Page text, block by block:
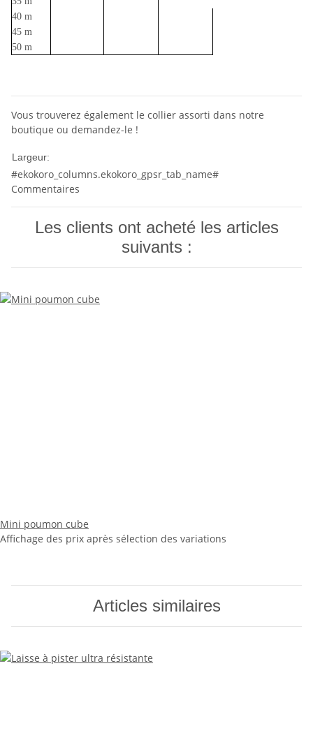
40 m
45 m
50 m
Vous trouverez également le collier assorti dans notre
boutique ou demandez-le !
Largeur:
#ekokoro_columns.ekokoro_gpsr_tab_name#
Commentaires
Les clients ont acheté les articles
suivants :
Mini poumon cube
Affichage des prix après sélection des variations
Articles similaires